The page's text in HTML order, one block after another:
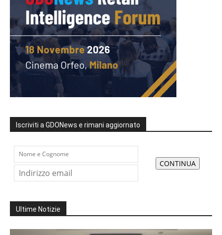
Iscriviti a GDONews e rimani aggiornato
Ultime Notizie